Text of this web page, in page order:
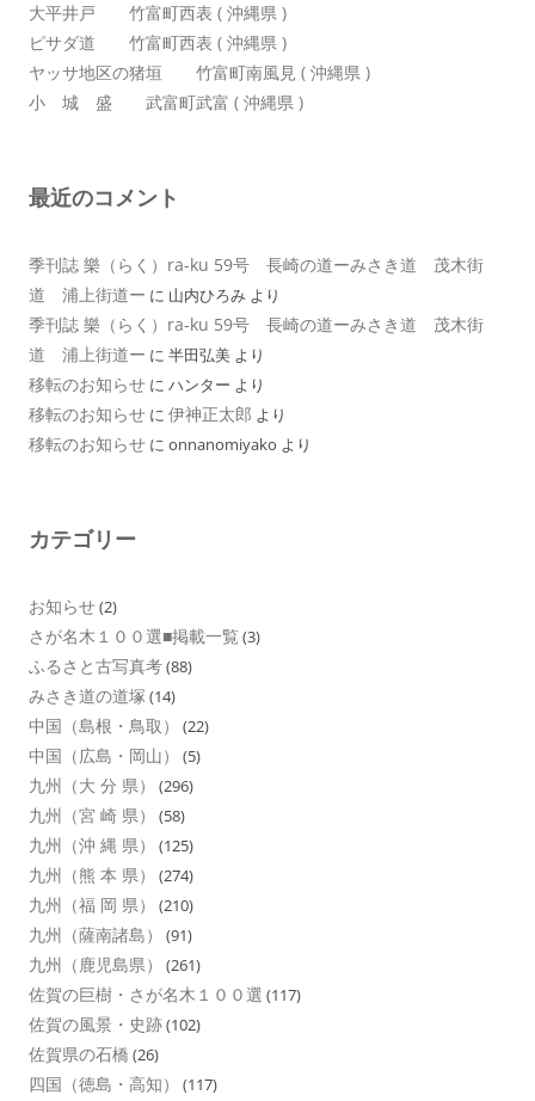
大平井戸 竹富町西表 ( 沖縄県 )
ピサダ道 竹富町西表 ( 沖縄県 )
ヤッサ地区の猪垣 竹富町南風見 ( 沖縄県 )
小 城 盛 武富町武富 ( 沖縄県 )
最近のコメント
季刊誌 樂（らく）ra-ku 59号 長崎の道ーみさき道 茂木街
道 浦上街道ー に 山内ひろみ より
季刊誌 樂（らく）ra-ku 59号 長崎の道ーみさき道 茂木街
道 浦上街道ー に 半田弘美 より
移転のお知らせ に ハンター より
移転のお知らせ に 伊神正太郎 より
移転のお知らせ に onnanomiyako より
カテゴリー
お知らせ(2)
さが名木１００選■掲載一覧 (3)
ふるさと古写真考(88)
みさき道の道塚 (14)
中国（島根・鳥取） (22)
中国（広島・岡山） (5)
九州（大 分 県） (296)
九州（宮 崎 県） (58)
九州（沖 縄 県） (125)
九州（熊 本 県） (274)
九州（福 岡 県） (210)
九州（薩南諸島） (91)
九州（鹿児島県） (261)
佐賀の巨樹・さが名木１００選 (117)
佐賀の風景・史跡(102)
佐賀県の石橋 (26)
四国（徳島・高知） (117)